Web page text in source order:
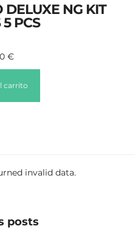
DELUXE NG KIT
5 PCS
€
carrito
invalid data.
posts